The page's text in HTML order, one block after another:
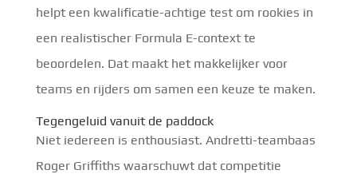
helpt een kwalificatie-achtige test om rookies in
een realistischer Formula E-context te
beoordelen. Dat maakt het makkelijker voor
teams en rijders om samen een keuze te maken.
Tegengeluid vanuit de paddock
Niet iedereen is enthousiast. Andretti-teambaas
Roger Griffiths waarschuwt dat competitie